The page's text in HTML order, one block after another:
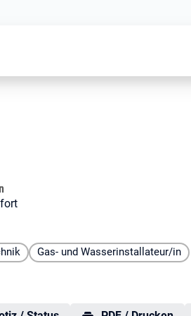
- SHK (m/w/d)
d)
Gas- und Wasserinstallateur/in